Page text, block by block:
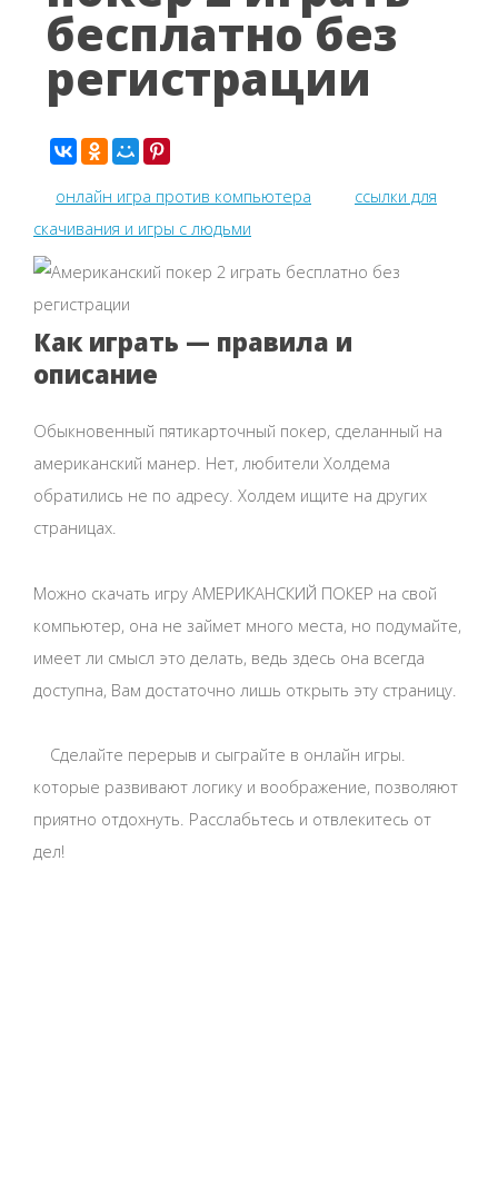
бесплатно без
регистрации
онлайн игра против компьютера
ссылки для
скачивания и игры с людьми
Как играть — правила и
описание
Обыкновенный пятикарточный покер, сделанный на
американский манер. Нет, любители Холдема
обратились не по адресу. Холдем ищите на других
страницах.
Можно скачать игру АМЕРИКАНСКИЙ ПОКЕР на свой
компьютер, она не займет много места, но подумайте,
имеет ли смысл это делать, ведь здесь она всегда
доступна, Вам достаточно лишь открыть эту страницу.
Сделайте перерыв и сыграйте в онлайн игры.
которые развивают логику и воображение, позволяют
приятно отдохнуть. Расслабьтесь и отвлекитесь от
дел!